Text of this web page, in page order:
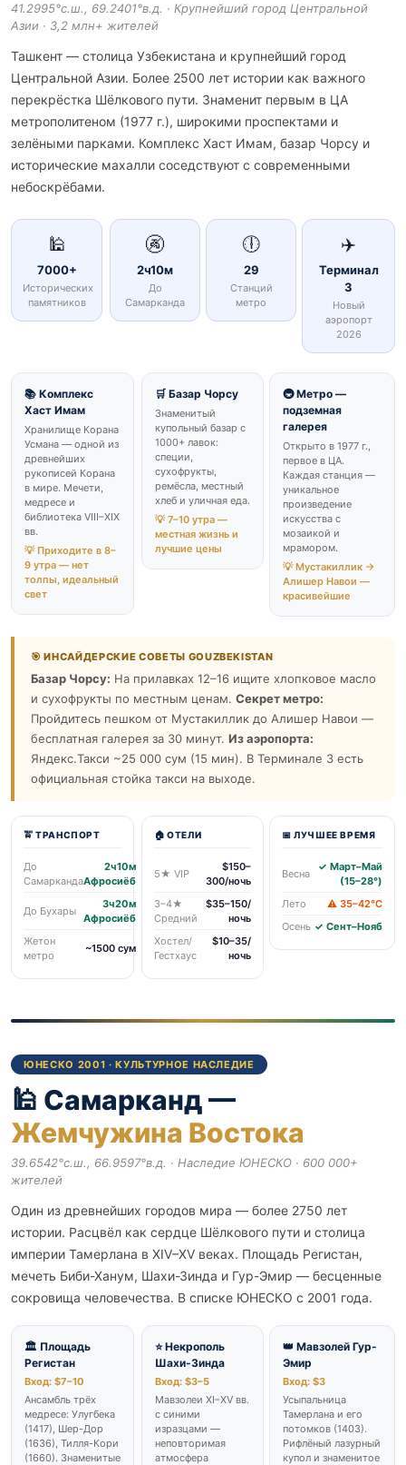
41.2995°с.ш., 69.2401°в.д. · Крупнейший город Центральной
Азии · 3,2 млн+ жителей
Ташкент — столица Узбекистана и крупнейший город
Центральной Азии. Более 2500 лет истории как важного
перекрёстка Шёлкового пути. Знаменит первым в ЦА
метрополитеном (1977 г.), широкими проспектами и
зелёными парками. Комплекс Хаст Имам, базар Чорсу и
исторические махалли соседствуют с современными
небоскрёбами.
🕌
7000+
Исторических
памятников
🚱
2ч10м
До
Самарканда
🕕
29
Станций
метро
✈️
Терминал
3
Новый
аэропорт
2026
📚 Комплекс
Хаст Имам
Хранилище Корана
Усмана — одной из
древнейших
рукописей Корана
в мире. Мечети,
медресе и
библиотека VIII–XIX
вв.
💡 Приходите в 8–
9 утра — нет
толпы, идеальный
свет
🛒 Базар Чорсу
Знаменитый
купольный базар с
1000+ лавок:
специи,
сухофрукты,
ремёсла, местный
хлеб и уличная еда.
💡 7–10 утра —
местная жизнь и
лучшие цены
🚇 Метро —
подземная
галерея
Открыто в 1977 г.,
первое в ЦА.
Каждая станция —
уникальное
произведение
искусства с
мозаикой и
мрамором.
💡 Мустакиллик →
Алишер Навои —
красивейшие
🎯 ИНСАЙДЕРСКИЕ СОВЕТЫ GOUZBEKISTAN
Базар Чорсу: На прилавках 12–16 ищите хлопковое масло
и сухофрукты по местным ценам. Секрет метро:
Пройдитесь пешком от Мустакиллик до Алишер Навои —
бесплатная галерея за 30 минут. Из аэропорта:
Яндекс.Такси ~25 000 сум (15 мин). В Терминале 3 есть
официальная стойка такси на выходе.
🚖 ТРАНСПОРТ
До
Самарканда
2ч10м
Афросиёб
До Бухары
3ч20м
Афросиёб
Жетон
метро
~1500 сум
🏠 ОТЕЛИ
5★ VIP
$150–
300/ночь
3–4★
Средний
$35–150/
ночь
Хостел/
Гестхаус
$10–35/
ночь
📅 ЛУЧШЕЕ ВРЕМЯ
Весна
✓ Март–Май
(15–28°)
Лето
⚠ 35–42°С
Осень ✓ Сент–Нояб
ЮНЕСКО 2001 · КУЛЬТУРНОЕ НАСЛЕДИЕ
🕌 Самарканд —
Жемчужина Востока
39.6542°с.ш., 66.9597°в.д. · Наследие ЮНЕСКО · 600 000+
жителей
Один из древнейших городов мира — более 2750 лет
истории. Расцвёл как сердце Шёлкового пути и столица
империи Тамерлана в XIV–XV веках. Площадь Регистан,
мечеть Биби-Ханум, Шахи-Зинда и Гур-Эмир — бесценные
сокровища человечества. В списке ЮНЕСКО с 2001 года.
🏛️ Площадь
Регистан
Вход: $7–10
Ансамбль трёх
медресе: Улугбека
(1417), Шер-Дор
(1636), Тилля-Кори
(1660). Знаменитые
⭐ Некрополь
Шахи-Зинда
Вход: $3–5
Мавзолеи XI–XV вв.
с синими
изразцами —
неповторимая
атмосфера
👑 Мавзолей Гур-
Эмир
Вход: $3
Усыпальница
Тамерлана и его
потомков (1403).
Рифлёный лазурный
купол и знаменитое